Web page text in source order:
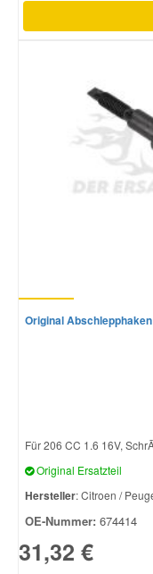
Original
Für 206 CC 1.6 16V,
Original Ersatzteil
Hersteller: Citroen /
OE-Nummer: 674414
31,32 €